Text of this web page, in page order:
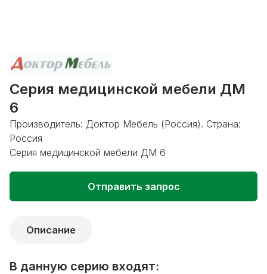
Серия медицинской мебели ДМ
6
Производитель: Доктор Мебель (Россия). Страна:
Россия
Серия медицинской мебели ДМ 6
Отправить запрос
Описание
В данную серию входят: